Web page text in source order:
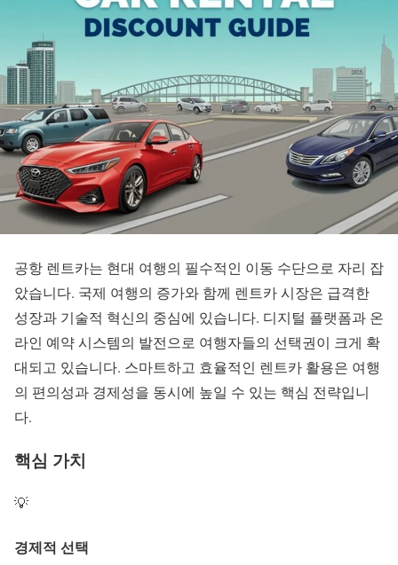
공항 렌트카는 현대 여행의 필수적인 이동 수단으로 자리 잡
았습니다. 국제 여행의 증가와 함께 렌트카 시장은 급격한
성장과 기술적 혁신의 중심에 있습니다. 디지털 플랫폼과 온
라인 예약 시스템의 발전으로 여행자들의 선택권이 크게 확
대되고 있습니다. 스마트하고 효율적인 렌트카 활용은 여행
의 편의성과 경제성을 동시에 높일 수 있는 핵심 전략입니
다.
핵심 가치
💡
경제적 선택